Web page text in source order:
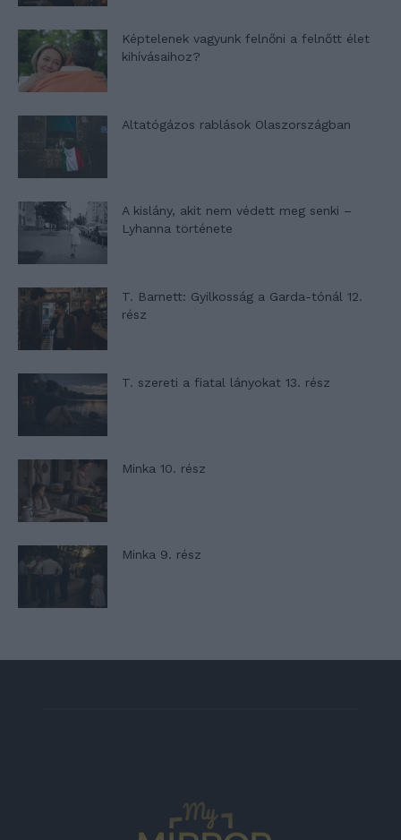
Képtelenek vagyunk felnőni a felnőtt élet
kihívásaihoz?
Altatógázos rablások Olaszországban
A kislány, akit nem védett meg senki –
Lyhanna története
T. Barnett: Gyilkosság a Garda-tónál 12.
rész
T. szereti a fiatal lányokat 13. rész
Minka 10. rész
Minka 9. rész